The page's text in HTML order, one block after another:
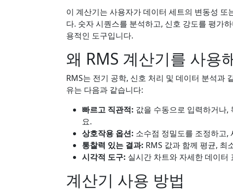
이 계산기는 사용자가 데이터 세트의 변동성
다. 숫자 시퀀스를 분석하고, 신호 강도를 평가
용적인 도구입니다.
왜 RMS 계산기를 사용
RMS는 전기 공학, 신호 처리 및 데이터 분석과
유는 다음과 같습니다:
빠르고 직관적: 값을 수동으로 입력하거나,
요.
상호작용 옵션: 소수점 정밀도를 조정하고,
통찰력 있는 결과: RMS 값과 함께 평균, 최
시각적 도구: 실시간 차트와 자세한 데이터
계산기 사용 방법